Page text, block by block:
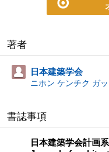
著者
日本建築学会
ニホン ケンチク ガ
書誌事項
日本建築学会計画